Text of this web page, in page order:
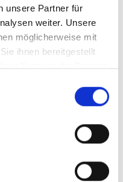
unsere Partner für
weiter. Unsere
möglicherweise mit
ihnen bereitgestellt
Nutzung der Dienste
„stärker“ wird
Ihnen die
Sie auf Google
Ihrer Webseite
Sie im
Google
bietet.